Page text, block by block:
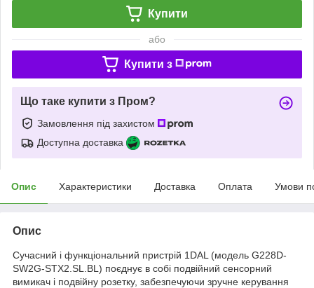
Купити
або
Купити з
Що таке купити з Пром?
Замовлення під захистом
Доступна доставка
Опис Характеристики Доставка Оплата Умови
Опис
Сучасний і функціональний пристрій 1DAL (модель G228D-
SW2G-STX2.SL.BL) поєднує в собі подвійний сенсорний
вимикач і подвійну розетку, забезпечуючи зручне керування